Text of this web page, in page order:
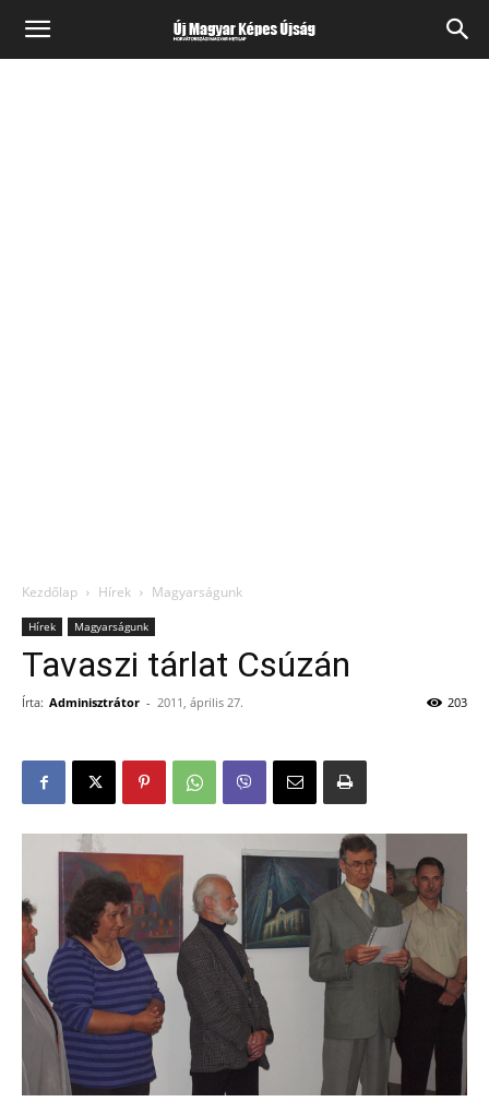
Kezdőlap Hírek Magyarságunk
Hírek Magyarságunk
Tavaszi tárlat Csúzán
Írta: Adminisztrátor - 2011, április 27. 203